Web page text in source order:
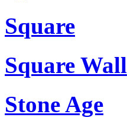
Square
Square Wall
Stone Age